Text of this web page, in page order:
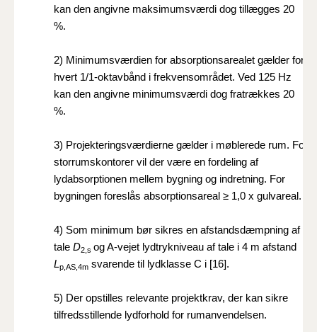
kan den angivne maksimumsværdi dog tillægges 20
%.
2) Minimumsværdien for absorptionsarealet gælder for
hvert 1/1-oktavbånd i frekvensområdet. Ved 125 Hz
kan den angivne minimumsværdi dog fratrækkes 20
%.
3) Projekteringsværdierne gælder i møblerede rum. For
storrumskontorer vil der være en fordeling af
lydabsorptionen mellem bygning og indretning. For
bygningen foreslås absorptionsareal ≥ 1,0 x gulvareal.
4) Som minimum bør sikres en afstandsdæmpning af
tale D2,s og A-vejet lydtrykniveau af tale i 4 m afstand
Lp,AS,4m svarende til lydklasse C i [16].
5) Der opstilles relevante projektkrav, der kan sikre
tilfredsstillende lydforhold for rumanvendelsen.